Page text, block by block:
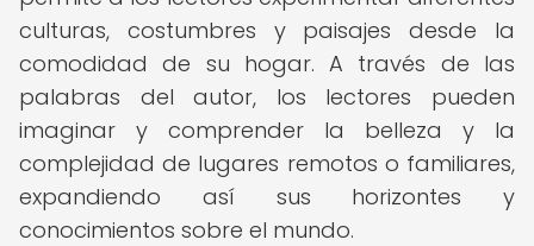
culturas, costumbres y paisajes desde la
comodidad de su hogar. A través de las
palabras del autor, los lectores pueden
imaginar y comprender la belleza y la
complejidad de lugares remotos o familiares,
expandiendo así sus horizontes y
conocimientos sobre el mundo.